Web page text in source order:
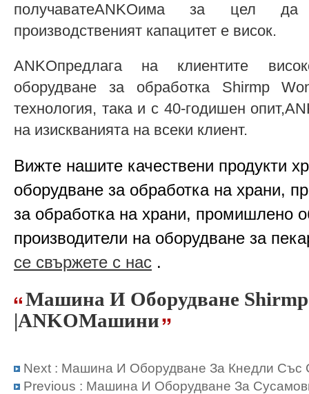
получаватеANKOима за цел
производственият капацитет е висок.
ANKOпредлага на клиентите
оборудване за обработка Shirmp
технология, така и с 40-годишен
на изискванията на всеки клиент.
Вижте нашите качествени продукти
оборудване за обработка на храни,
за обработка на храни, промишлено
производители на оборудване за
се свържете с нас .
Машина И Оборудване
|ANKOМашини
Next : Машина И Оборудване За Кнедли Със
Previous : Машина И Оборудване За